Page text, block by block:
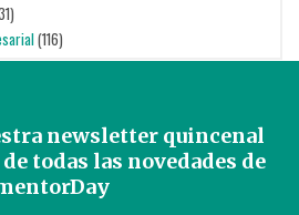
(116)
newsletter quincenal
todas las novedades de